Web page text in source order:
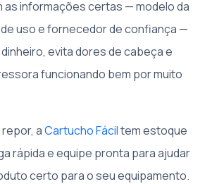
as informações certas — modelo da
uso e fornecedor de confiança —
evita dores de cabeça e
funcionando bem por muito
aCartucho Fáciltem estoque
rápida e equipe pronta para ajudar
certo para o seu equipamento.